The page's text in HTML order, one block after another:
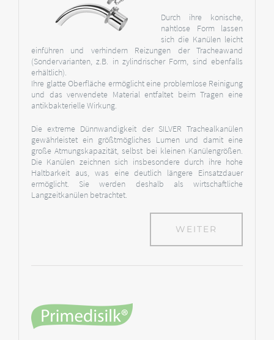
Durch ihre konische,
nahtlose Form lassen
sich die Kanülen leicht
einführen und verhindern Reizungen der Tracheawand
(Sondervarianten, z.B. in zylindrischer Form, sind ebenfalls
erhältlich).
Ihre glatte Oberfläche ermöglicht eine problemlose Reinigung
und das verwendete Material entfaltet beim Tragen eine
antikbakterielle Wirkung.
Die extreme Dünnwandigkeit der SILVER Trachealkanülen
gewährleistet ein größtmögliches Lumen und damit eine
große Atmungskapazität, selbst bei kleinen Kanülengrößen.
Die Kanülen zeichnen sich insbesondere durch ihre hohe
Haltbarkeit aus, was eine deutlich längere Einsatzdauer
ermöglicht. Sie werden deshalb als wirtschaftliche
Langzeitkanülen betrachtet.
WEITER